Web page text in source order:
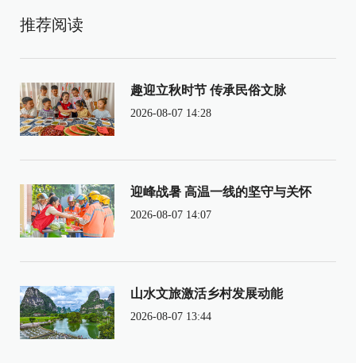
推荐阅读
趣迎立秋时节 传承民俗文脉
2026-08-07 14:28
迎峰战暑 高温一线的坚守与关怀
2026-08-07 14:07
山水文旅激活乡村发展动能
2026-08-07 13:44